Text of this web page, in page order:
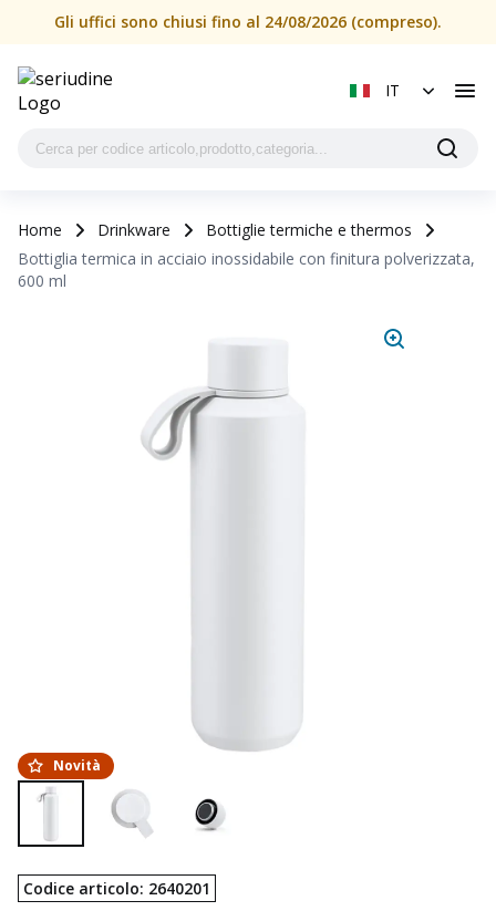
Gli uffici sono chiusi fino al 24/08/2026 (compreso).
IT
Home Drinkware
Bottiglie termiche e thermos
Bottiglia termica in acciaio inossidabile con finitura polverizzata,
600 ml
Novità
Codice articolo: 2640201